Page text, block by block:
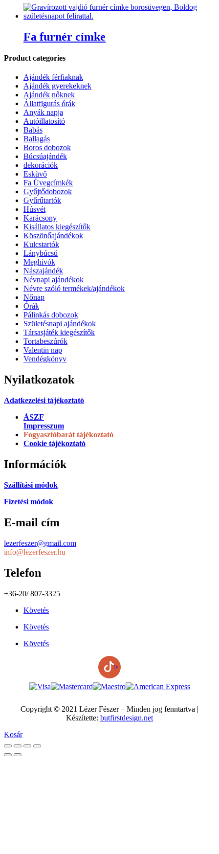
Fa furnér címke
Product categories
Ajándék férfiaknak
Ajándék gyerekeknek
Ajándék nőknek
Állatfigurás órák
Anyák napja
Autóillatosító
Babás
Ballagás
Boros dobozok
Búcsúajándék
dekorációk
Esküvő
Fa Üvegcímkék
Gyűjtődobozok
Gyűrűtartók
Húsvét
Karácsony
Kisállatos kiegészítők
Köszönőajándékok
Kulcstartók
Lánybúcsú
Meghívók
Nászajándék
Névnapi ajándékok
Névre szóló termékek/ajándékok
Nőnap
Órák
Pálinkás dobozok
Születésnapi ajándékok
Társasjáték kiegészítők
Tortabeszúrók
Valentin nap
Vendégkönyv
Nyilatkozatok
Adatkezelési tájékoztató
ÁSZF
Impresszum
Fogyasztóbarát tájékoztató
Cookie tájékoztató
Információk
Szállítási módok
Fizetési módok
E-mail cím
lezerfeszer@gmail.com
info@lezerfeszer.hu
Telefon
+36-20/ 807-3325
Követés
Követés
Követés
>
Copyright © 2021 Lézer Fészer – Minden jog fenntartva |
Készítette: butfirstdesign.net
Kosár